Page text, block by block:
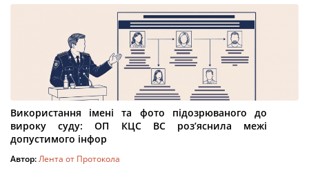
Використання імені та фото підозрюваного до
вироку суду: ОП КЦС ВС роз’яснила межі
допустимого інфор
Автор:Лента от Протокола